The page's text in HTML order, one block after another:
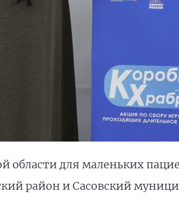
области для маленьких
район и Сасовский